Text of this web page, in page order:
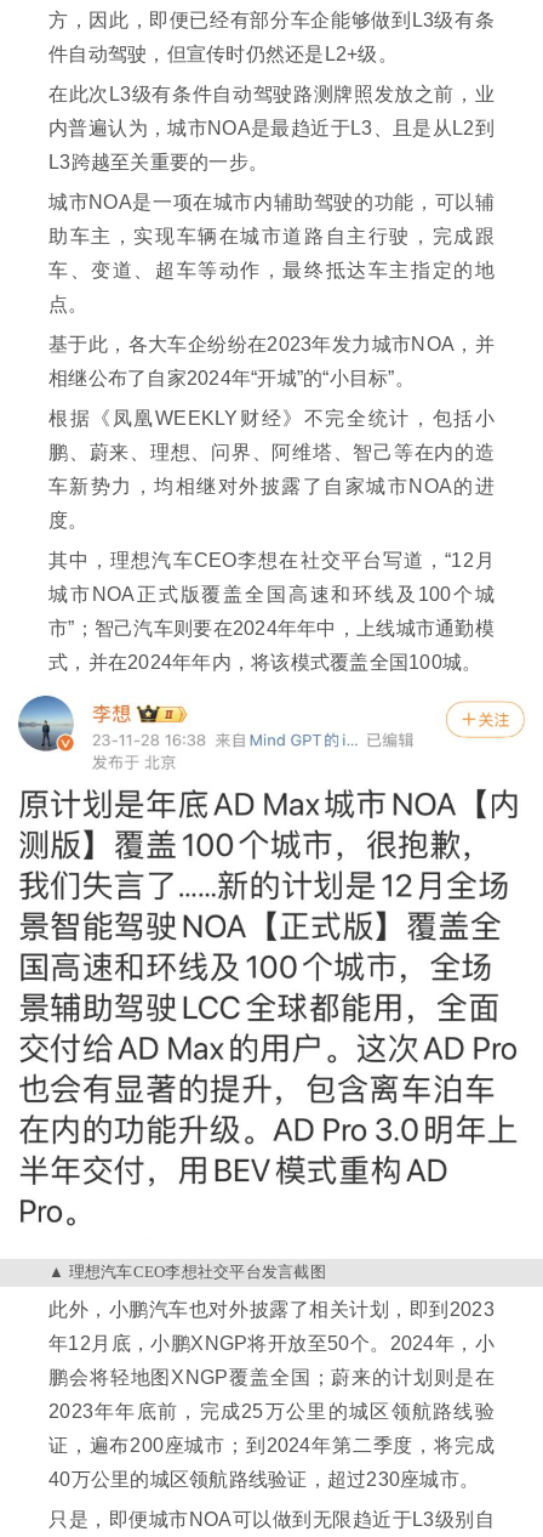
方，因此，即便已经有部分车企能够做到L3级有条
件自动驾驶，但宣传时仍然还是L2+级。
在此次L3级有条件自动驾驶路测牌照发放之前，业
内普遍认为，城市NOA是最趋近于L3、且是从L2到
L3跨越至关重要的一步。
城市NOA是一项在城市内辅助驾驶的功能，可以辅
助车主，实现车辆在城市道路自主行驶，完成跟
车、变道、超车等动作，最终抵达车主指定的地
点。
基于此，各大车企纷纷在2023年发力城市NOA，并
相继公布了自家2024年“开城”的“小目标”。
根据《凤凰WEEKLY财经》不完全统计，包括小
鹏、蔚来、理想、问界、阿维塔、智己等在内的造
车新势力，均相继对外披露了自家城市NOA的进
度。
其中，理想汽车CEO李想在社交平台写道，“12月
城市NOA正式版覆盖全国高速和环线及100个城
市”；智己汽车则要在2024年年中，上线城市通勤模
式，并在2024年年内，将该模式覆盖全国100城。
理想汽车CEO李想社交平台发言截图
此外，小鹏汽车也对外披露了相关计划，即到2023
年12月底，小鹏XNGP将开放至50个。2024年，小
鹏会将轻地图XNGP覆盖全国；蔚来的计划则是在
2023年年底前，完成25万公里的城区领航路线验
证，遍布200座城市；到2024年第二季度，将完成
40万公里的城区领航路线验证，超过230座城市。
只是，即便城市NOA可以做到无限趋近于L3级别自